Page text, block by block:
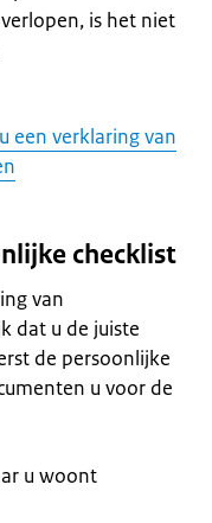
is het niet
een verklaring van
checklist
van
dat u de juiste
de persoonlijke
u voor de
u woont